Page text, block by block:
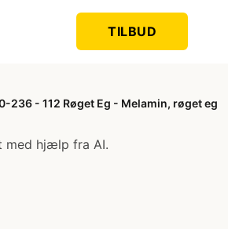
TILBUD
236 - 112 Røget Eg - Melamin, røget eg
med hjælp fra AI.